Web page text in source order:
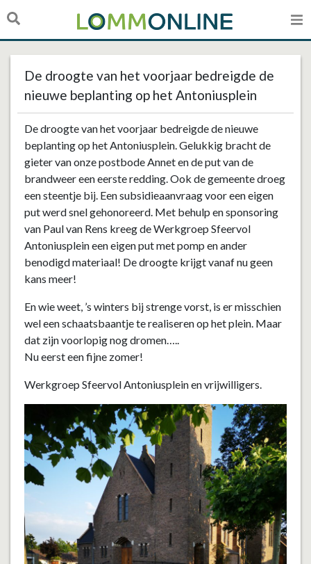
De droogte van het voorjaar bedreigde de
nieuwe beplanting op het Antoniusplein
De droogte van het voorjaar bedreigde de nieuwe
beplanting op het Antoniusplein. Gelukkig bracht de
gieter van onze postbode Annet en de put van de
brandweer een eerste redding. Ook de gemeente droeg
een steentje bij. Een subsidieaanvraag voor een eigen
put werd snel gehonoreerd. Met behulp en sponsoring
van Paul van Rens kreeg de Werkgroep Sfeervol
Antoniusplein een eigen put met pomp en ander
benodigd materiaal! De droogte krijgt vanaf nu geen
kans meer!
En wie weet, ’s winters bij strenge vorst, is er misschien
wel een schaatsbaantje te realiseren op het plein. Maar
dat zijn voorlopig nog dromen…..
Nu eerst een fijne zomer!
Werkgroep Sfeervol Antoniusplein en vrijwilligers.